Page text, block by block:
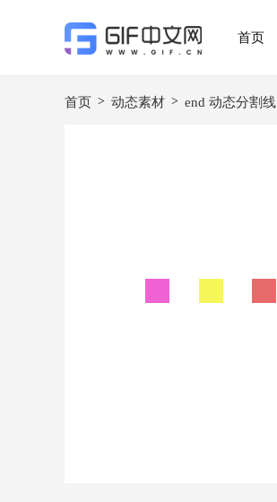
首页
首页 > 动态素材 > end 动态分割线